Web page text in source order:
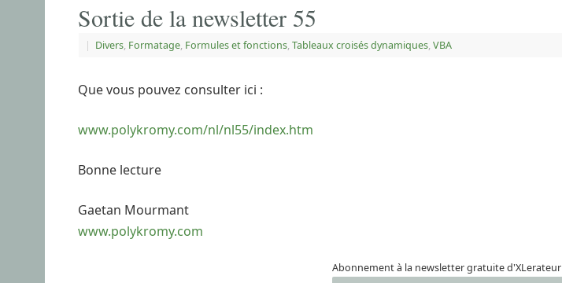
Sortie de la newsletter 55
| Divers, Formatage, Formules et fonctions, Tableaux croisés dynamiques, VBA
Que vous pouvez consulter ici :
www.polykromy.com/nl/nl55/index.htm
Bonne lecture
Gaetan Mourmant
www.polykromy.com
Abonnement à la newsletter gratuite d'XLerateur